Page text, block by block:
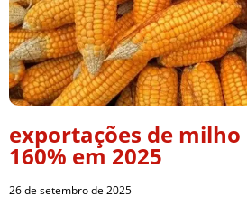
exportações de milho
160% em 2025
26 de setembro de 2025